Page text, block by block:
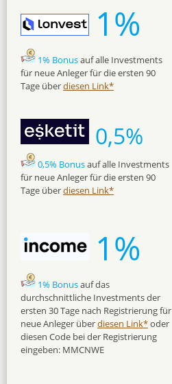
1%
1% Bonusauf alle Investments
für neue Anleger für die ersten 90
Tage überdiesen Link*
0,5%
0,5% Bonusauf alle Investments
für neue Anleger für die ersten 90
Tage überdiesen Link*
1%
1% Bonusauf das
durchschnittliche Investments der
ersten 30 Tage nach Registrierung für
neue Anleger überdiesen Link*oder
diesen Code bei der Registrierung
eingeben: MMCNWE